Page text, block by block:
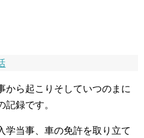
から起こりそしていつのまに
録です。
学当事、車の免許を取り立て